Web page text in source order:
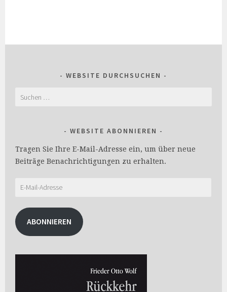
WEBSITE DURCHSUCHEN
Suchen
WEBSITE ABONNIEREN
Tragen Sie Ihre E-Mail-Adresse ein, um über neue
Beiträge Benachrichtigungen zu erhalten.
E-
Adresse
ABONNIEREN